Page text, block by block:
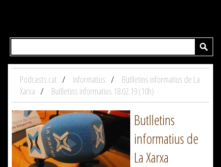
Podcasts.cat Informatius
Butlletins informatius de La
Xarxa
Butlletins informatius 18.02.19 (10h)
Butlletins
informatius de
La Xarxa